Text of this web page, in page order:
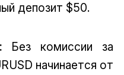
депозит $50.
Без комиссии за
начинается от